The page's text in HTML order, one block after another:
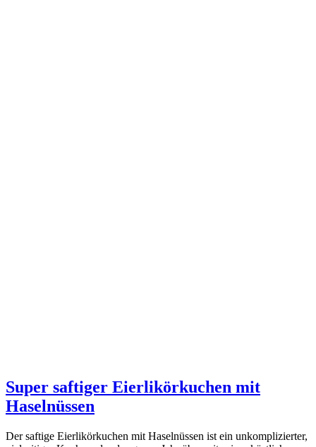
Super saftiger Eierlikörkuchen mit
Haselnüssen
Der saftige Eierlikörkuchen mit Haselnüssen ist ein unkomplizierter,